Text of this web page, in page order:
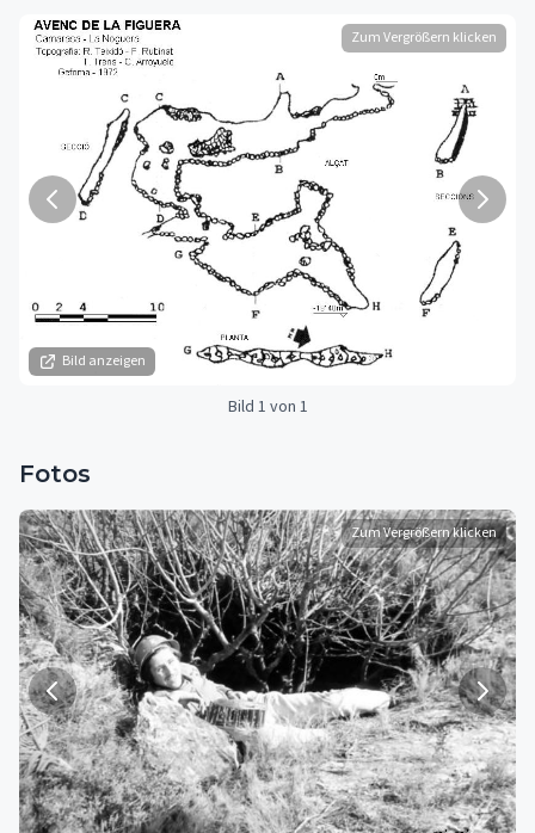
Bild anzeigen
Zum Vergrößern klicken
Bild 1 von 1
Fotos
Zum Vergrößern klicken